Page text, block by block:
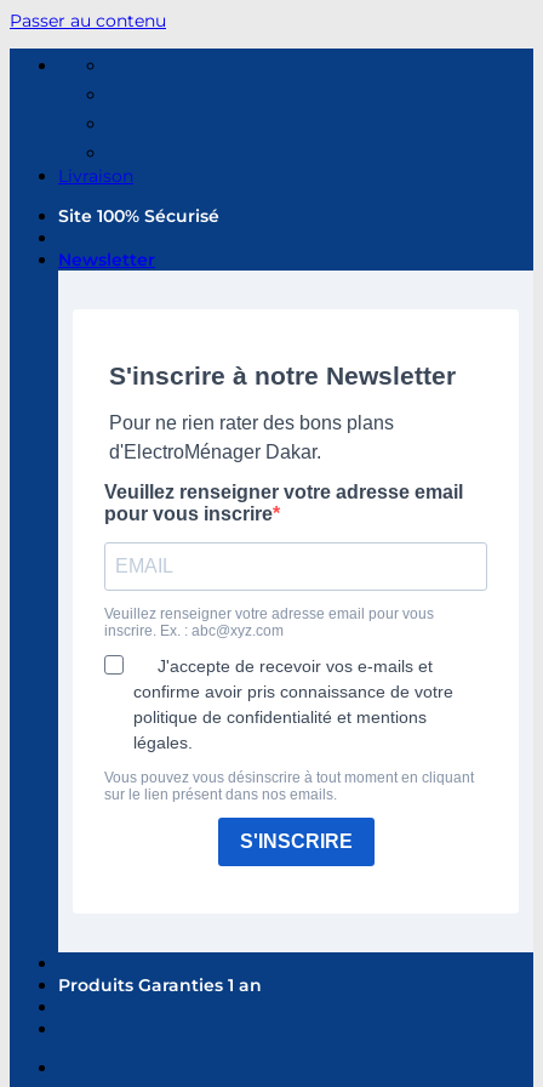
Passer au contenu
Livraison
Site 100% Sécurisé
Newsletter
S'inscrire à notre Newsletter
Pour ne rien rater des bons plans
d'ElectroMénager Dakar.
Veuillez renseigner votre adresse email
pour vous inscrire
Veuillez renseigner votre adresse email pour vous
inscrire. Ex. : abc@xyz.com
J'accepte de recevoir vos e-mails et
confirme avoir pris connaissance de votre
politique de confidentialité et mentions
légales.
Vous pouvez vous désinscrire à tout moment en cliquant
sur le lien présent dans nos emails.
S'INSCRIRE
Produits Garanties 1 an